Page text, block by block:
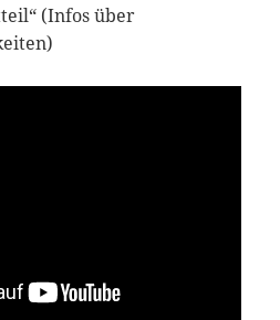
(Infos über